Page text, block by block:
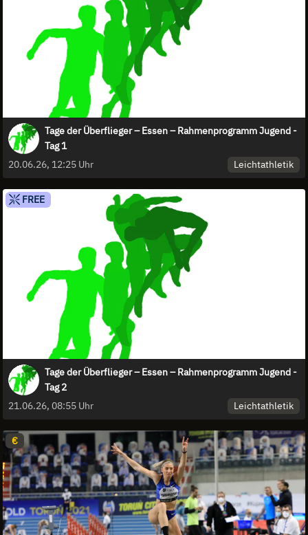
Tage der Überflieger – Essen – Rahmenprogramm Jugend -
Tag 1
20.06.26, 12:25 Uhr
Leichtathletik
FREE
Tage der Überflieger – Essen – Rahmenprogramm Jugend -
Tag 2
21.06.26, 08:55 Uhr
Leichtathletik
€